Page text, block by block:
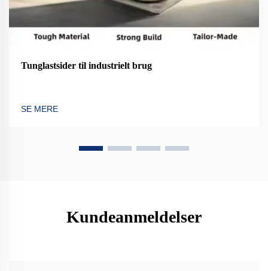
Tunglastsider til industrielt brug
SE MERE
Kundeanmeldelser